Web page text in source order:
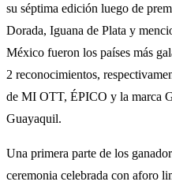
su séptima edición luego de
Dorada, Iguana de Plata y
México fueron los países más
2 reconocimientos,
de MI OTT, ÉPICO y la marca
Guayaquil.
Una primera parte de los
ceremonia celebrada con aforo